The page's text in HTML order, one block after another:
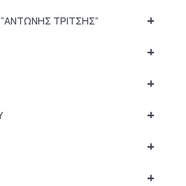
+
ΤΡΙΤΣΗΣ”
+
+
+
+
+